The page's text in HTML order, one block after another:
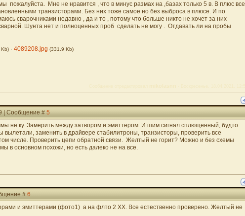
пожалуйста. Мне не нравится , что в минус размах на ,базах только 5 в. В плюс все
транзисторами. Без них тоже самое но без выброса в плюсе. И по
сварочниками недавно , да и то , потому что больше никто не хочет за них
Шунта нет и полноценных проб сделать не могу . Отдавать ли на пробы
Kb) · 4089208.jpg (331.9 Kb)
| Сообщение #5
не ку. Замерить между затвором и эмиттером. И шим сигнал сплющенный, будто
вылетали, заменить в драйвере стабилитроны, транзисторы, проверить все
числе. Проверить цепи обратной связи. Желтый не горит? Можно и без схемы
в основном похожи, но есть далеко не на все.
#6
и эмиттерами (фото1) а на флто 2 ХХ. Все естественно проверено. Желтый не